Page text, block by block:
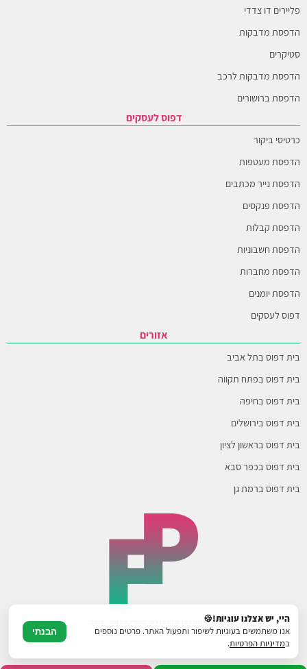
פליירים דו צדדי
הדפסת מדבקות
סטיקרים
הדפסת מדבקות לרכב
הדפסת ברושורים
דפוס לעסקים
כרטיסי ביקור
הדפסת מעטפות
הדפסת נייר מכתבים
הדפסת פנקסים
הדפסת קבלות
הדפסת חשבוניות
הדפסת מחברות
הדפסת יומנים
דפוס לעסקים
אזורים
בית דפוס בתל אביב
בית דפוס בפתח תקווה
בית דפוס בחיפה
בית דפוס בירושלים
בית דפוס בראשון לציון
בית דפוס בכפר סבא
בית דפוס ברמת גן
© כל הזכויות שמורות לפרינטפיקס 2017 - 2026היי, יש אצלנו עוגיות!🍪
אנו משתמשים בעוגיות לשיפור ותפעול האתר. פרטים נוספים
במדיניות הפרטיות.
הבנתי